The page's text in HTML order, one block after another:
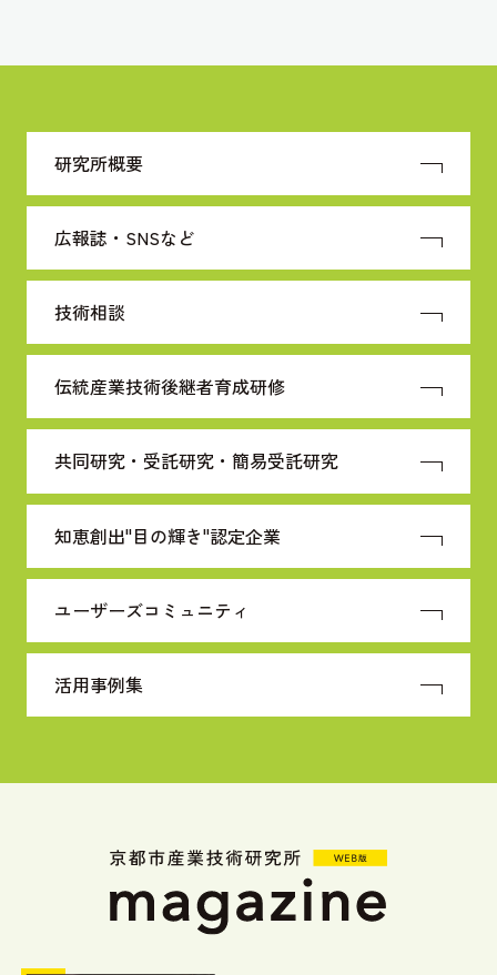
研究所概要
広報誌・SNSなど
技術相談
伝統産業技術後継者育成研修
共同研究・受託研究・ 簡易受託研究
知恵創出"目の輝き"認定企業
ユーザーズコミュニティ
活用事例集